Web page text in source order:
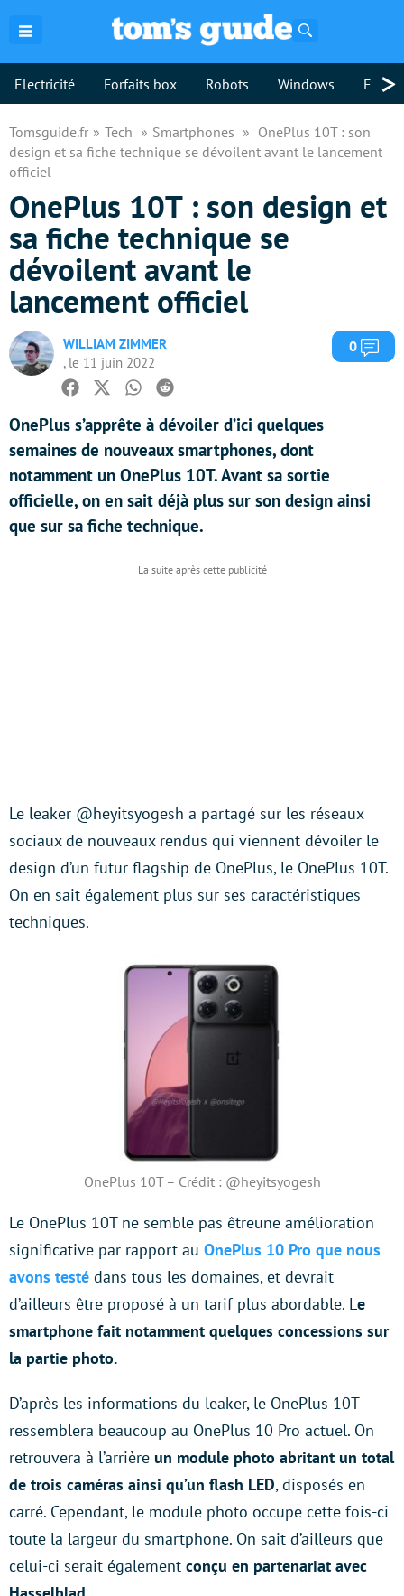
Electricité Forfaits box Robots Windows >
Tomsguide.fr Tech Smartphones
OnePlus 10T : son
design et sa fiche technique se dévoilent avant le lancement
officiel
OnePlus 10T : son design et
sa fiche technique se
dévoilent avant le
lancement officiel
WILLIAM ZIMMER
, le 11 juin 2022
0
Facebook
TwitterWhatsapp
Reddit
OnePlus s’apprête à dévoiler d’ici quelques
semaines de nouveaux smartphones, dont
notamment un OnePlus 10T. Avant sa sortie
officielle, on en sait déjà plus sur son design ainsi
que sur sa fiche technique.
Le leaker @heyitsyogesh a partagé sur les réseaux
sociaux de nouveaux rendus qui viennent dévoiler le
design d’un futur flagship de OnePlus, le OnePlus 10T.
On en sait également plus sur ses caractéristiques
techniques.
OnePlus 10T – Crédit : @heyitsyogesh
Le OnePlus 10T ne semble pas êtreune amélioration
significative par rapport au OnePlus 10 Pro que nous
avons testé dans tous les domaines, et devrait
d’ailleurs être proposé à un tarif plus abordable. Le
smartphone fait notamment quelques concessions sur
la partie photo.
D’après les informations du leaker, le OnePlus 10T
ressemblera beaucoup au OnePlus 10 Pro actuel. On
retrouvera à l’arrière un module photo abritant un total
de trois caméras ainsi qu’un flash LED, disposés en
carré. Cependant, le module photo occupe cette fois-ci
toute la largeur du smartphone. On sait d’ailleurs que
celui-ci serait également conçu en partenariat avec